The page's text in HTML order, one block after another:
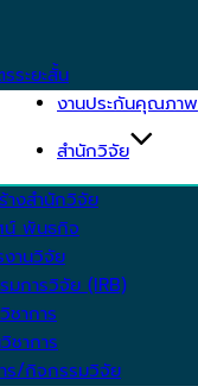
ระยะสั้น
งานประกันคุณภาพ
สำนักวิจัย
างสำนักวิจัย
น์ พันธกิจ
งานวิจัย
มการวิจัย (IRB)
ชาการ
ชาการ
ร/กิจกรรมวิจัย